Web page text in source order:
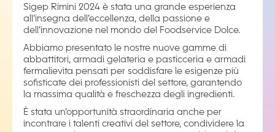
Sigep Rimini 2024 è stata una grande esperienza
all’insegna dell’eccellenza, della passione e
dell’innovazione nel mondo del Foodservice Dolce.
Abbiamo presentato le nostre nuove gamme di
abbattitori, armadi gelateria e pasticceria e armadi
fermalievita pensati per soddisfare le esigenze più
sofisticate dei professionisti del settore, garantendo
la massima qualità e freschezza degli ingredienti.
È stata un’opportunità straordinaria anche per
incontrare i talenti creativi del settore, condividere la